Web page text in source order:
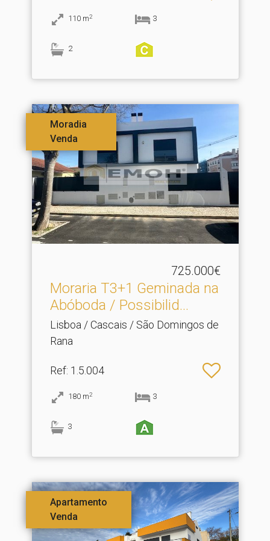
110 m2 3
2
Moradia
Venda
725.000€
Moraria T3+1 Geminada na
Abóboda / Possibilid.​..
Lisboa / Cascais / São Domingos de
Rana
Ref: 1.5.004
180 m2 3
3
Apartamento
Venda